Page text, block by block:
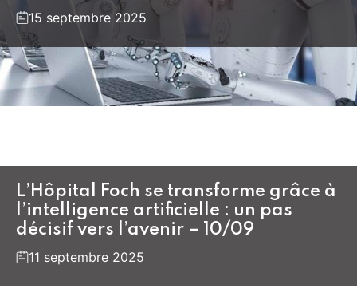
15 septembre 2025
L’Hôpital Foch se transforme grâce à
l’intelligence artificielle : un pas
décisif vers l’avenir – 10/09
11 septembre 2025